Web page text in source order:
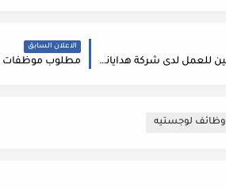
مطلوب موظفين من كلا الجنسين للعمل لدى شركة هدايانا لصناعة وتجارة الألبسة للعمل بوظيفة مهندس ميكانيك (mechanical engineer) حسب التالي :
الاعلان السابق
وظائف لوجستيه